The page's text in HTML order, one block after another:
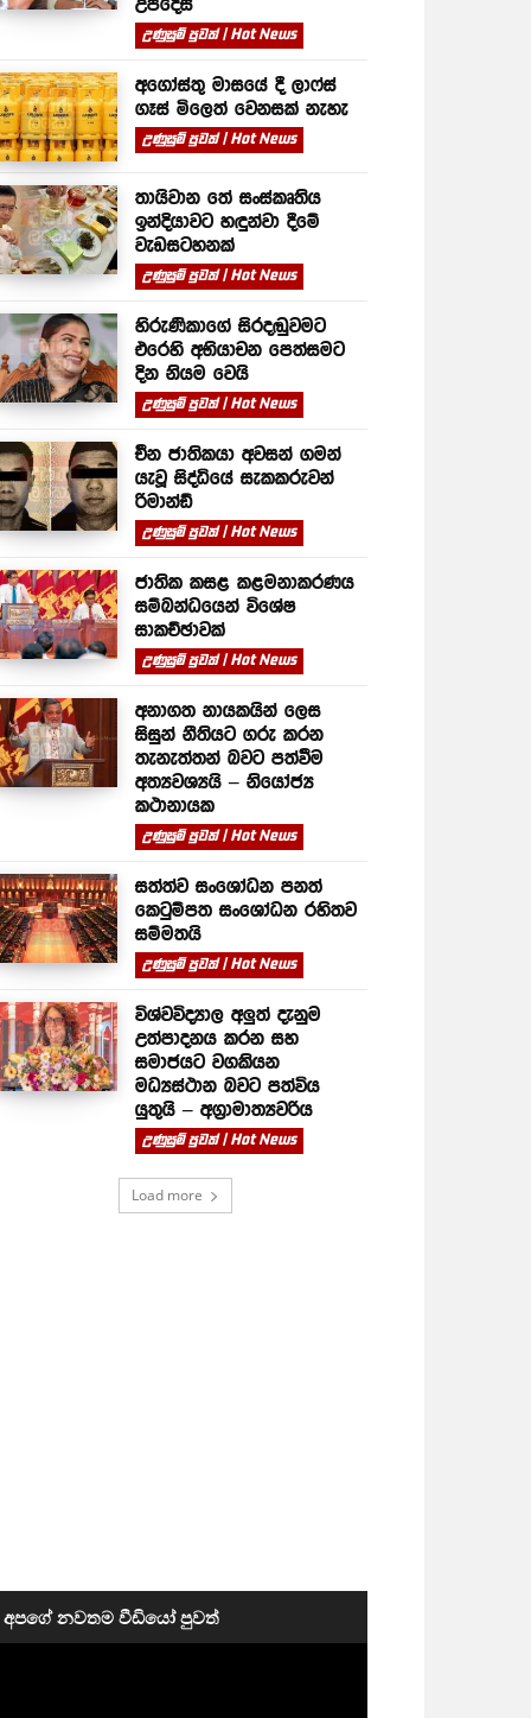
උණුසුම් පුවත් | Hot News
අගෝස්තු මාසයේ දී ලාෆ්ස්
ගෑස් මිලෙත් වෙනසක් නැහැ
උණුසුම් පුවත් | Hot News
තායිවාන තේ සංස්කෘතිය
ඉන්දියාවට හඳුන්වා දීමේ
වැඩසටහනක්
උණුසුම් පුවත් | Hot News
හිරුණිකාගේ සිරදඬුවමට
එරෙහි අභියාචන පෙත්සමට
දින නියම වෙයි
උණුසුම් පුවත් | Hot News
චීන ජාතිකයා අවසන් ගමන්
යැවූ සිද්ධියේ සැකකරුවන්
රිමාන්ඩ්
උණුසුම් පුවත් | Hot News
ජාතික කසළ කළමනාකරණය
සම්බන්ධයෙන් විශේෂ
සාකච්ඡාවක්
උණුසුම් පුවත් | Hot News
අනාගත නායකයින් ලෙස
සිසුන් නීතියට ගරු කරන
තැනැත්තන් බවට පත්වීම
අත්‍යවශ්‍යයි – නියෝජ්‍ය
කථානායක
උණුසුම් පුවත් | Hot News
සත්ත්ව සංශෝධන පනත්
කෙටුම්පත සංශෝධන රහිතව
සම්මතයි
උණුසුම් පුවත් | Hot News
විශ්වවිද්‍යාල අලුත් දැනුම
උත්පාදනය කරන සහ
සමාජයට වගකියන
මධ්‍යස්ථාන බවට පත්විය
යුතුයි – අග්‍රාමාත්‍යවරිය
උණුසුම් පුවත් | Hot News
Load more
අපගේ නවතම වීඩියෝ පුවත්